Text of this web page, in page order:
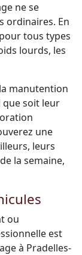
ne se
ordinaires. En
tous types
lourds, les
manutention
que soit leur
une
leurs
la semaine,
ou
est
à Pradelles-